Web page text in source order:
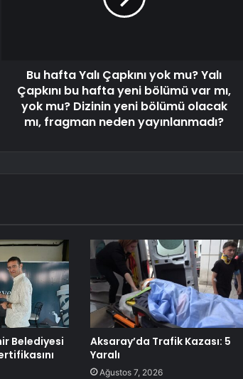
Bu hafta Yalı Çapkını yok mu? Yalı
Çapkını bu hafta yeni bölümü var mı,
yok mu? Dizinin yeni bölümü olacak
mı, fragman neden yayınlanmadı?
Belediyesi
Aksaray’da Trafik Kazası: 5
Yaralı
Ağustos 7, 2026